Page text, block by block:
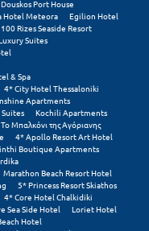
Douskos Port House
Hotel Meteora
Egilion Hotel
Rizes Seaside Resort
Suites
& Spa
4* City Hotel Thessaloniki
Apartments
Kochili Apartments
Το Μπαλκόνι της Αγόριανης
4* Apollo Resort Art Hotel
Boutique Apartments
Marathon Beach Resort Hotel
5* Princess Resort Skiathos
4* Core Hotel Chalkidiki
Sea Side Hotel
Loriet Hotel
Hotel